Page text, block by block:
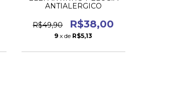
ANTIALERGICO
R$49,90 R$38,00
9 x de R$5,13